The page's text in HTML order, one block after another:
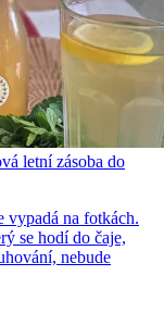
letní zásoba do
vypadá na fotkách.
se hodí do čaje,
nebude